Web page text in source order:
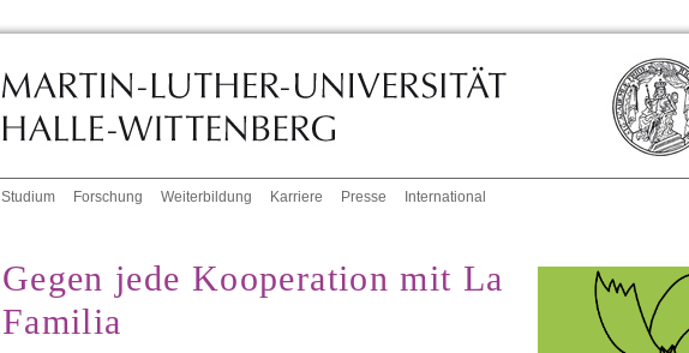
Studium Forschung Weiterbildung Karriere Presse International
Gegen jede Kooperation mit La
Familia